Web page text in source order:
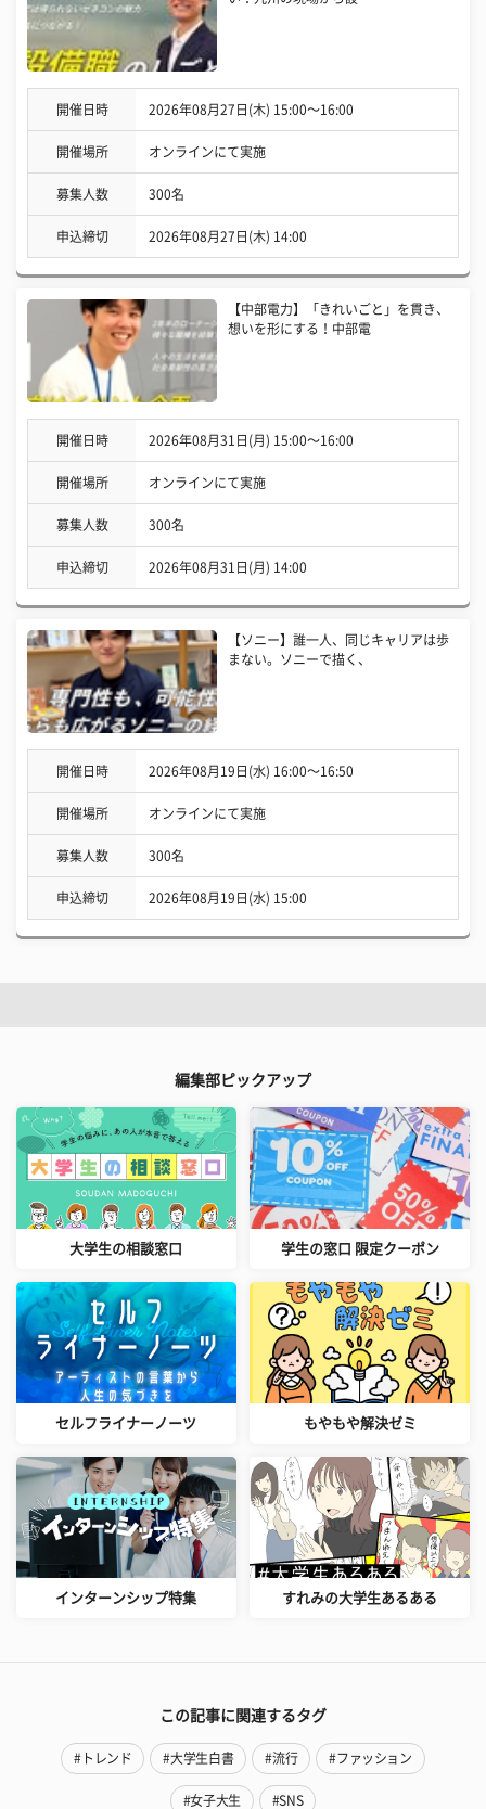
開催日時 2026年08月27日(木) 15:00〜16:00
開催場所 オンラインにて実施
募集人数 300名
申込締切 2026年08月27日(木) 14:00
【中部電力】「きれいごと」を貫き、
想いを形にする！中部電
開催日時 2026年08月31日(月) 15:00〜16:00
開催場所 オンラインにて実施
募集人数 300名
申込締切 2026年08月31日(月) 14:00
【ソニー】誰一人、同じキャリアは歩
まない。ソニーで描く、
開催日時 2026年08月19日(水) 16:00〜16:50
開催場所 オンラインにて実施
募集人数 300名
申込締切 2026年08月19日(水) 15:00
編集部ピックアップ
大学生の相談窓口 学生の窓口 限定クーポン
セルフライナーノーツ もやもや解決ゼミ
インターンシップ特集 すれみの大学生あるある
この記事に関連するタグ
#トレンド #大学生白書 #流行 #ファッション
#女子大生 #SNS